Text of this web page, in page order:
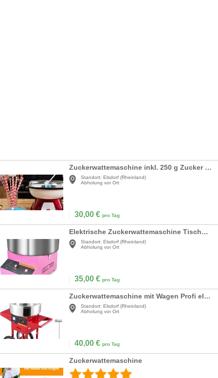
Zuckerwattemaschine inkl. 250 g Zucker + 20 Stäbchen für private Kinderfeiern BESTPREIS
Standort: Elsdorf (Rheinland)
Abholung vor Ort
30,00 € pro Tag
Elektrische Zuckerwattemaschine Tischgerät kommerzieller Zuckerwattemaker 1000W Edelstahlschüssel
Standort: Elsdorf (Rheinland)
Abholung vor Ort
35,00 € pro Tag
Zuckerwattemaschine mit Wagen Profi elektrisch 1 kW kommerzielle Zuckerwattemaschine rot Abdeckung
Standort: Elsdorf (Rheinland)
Abholung vor Ort
40,00 € pro Tag
Zuckerwattemaschine